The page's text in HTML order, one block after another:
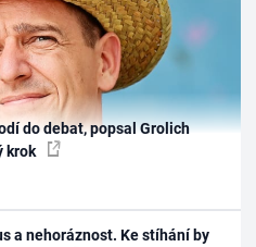
do debat, popsal Grolich
krok
a nehoráznost. Ke stíhání by